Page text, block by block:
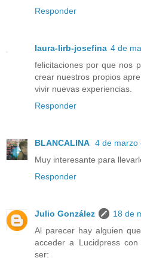
Responder
laura-lirb-josefina 4 de
felicitaciones por que nos
crear nuestros propios
vivir nuevas experiencias.
Responder
BLANCALINA 4 de marzo
Muy interesante para
Responder
Julio González
18 de
Al parecer hay alguien
acceder a Lucidpress
ser: